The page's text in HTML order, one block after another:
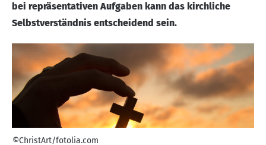
bei repräsentativen Aufgaben kann das kirchliche
Selbstverständnis entscheidend sein.
©ChristArt/fotolia.com